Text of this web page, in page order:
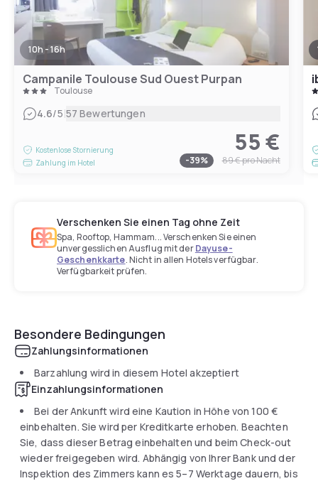
10h - 16h
Campanile Toulouse Sud Ouest Purpan
Toulouse
4.6/5|57 Bewertungen
Kostenlose Stornierung
Zahlung im Hotel
55 €
-39% 89 €pro Nacht
Verschenken Sie einen Tag ohne Zeit
Spa, Rooftop, Hammam... Verschenken Sie einen
unvergesslichen Ausflug mit derDayuse-
Geschenkkarte. Nicht in allen Hotels verfügbar.
Verfügbarkeit prüfen.
Besondere Bedingungen
Zahlungsinformationen
Barzahlung wird in diesem Hotel akzeptiert
Einzahlungsinformationen
Bei der Ankunft wird eine Kaution in Höhe von100 €
einbehalten. Sie wird per Kreditkarte erhoben. Beachten
Sie, dass dieser Betrag einbehalten und beim Check-out
wieder freigegeben wird. Abhängig von Ihrer Bank und der
Inspektion des Zimmers kann es 5–7 Werktage dauern, bis